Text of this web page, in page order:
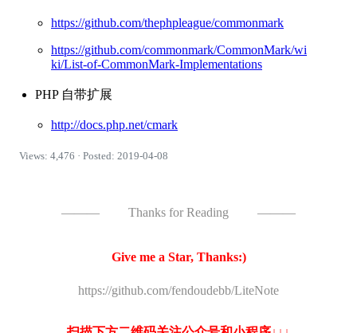
https://github.com/thephpleague/commonmark
https://github.com/commonmark/CommonMark/wi
ki/List-of-CommonMark-Implementations
PHP 自带扩展
http://docs.php.net/cmark
Views: 4,476 · Posted: 2019-04-08
——— Thanks for Reading ———
Give me a Star, Thanks:)
https://github.com/fendoudebb/LiteNote